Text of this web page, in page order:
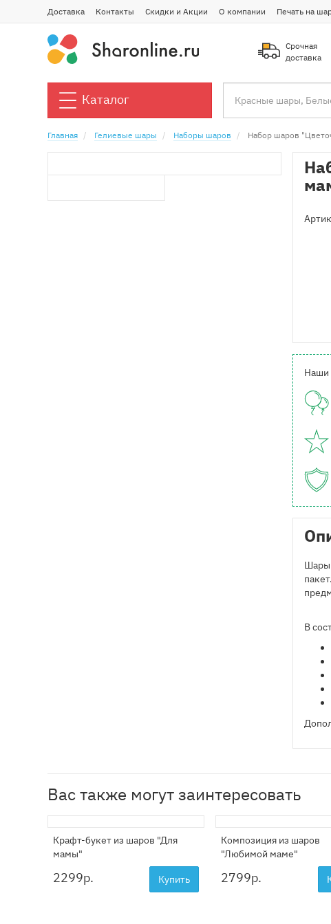
Доставка Контакты Скидки и Акции О компании Печать на
Срочная
доставка
Каталог
Главная Гелиевые шары Наборы шаров Набор шаров
Наши
Шары
В
Вас также могут заинтересовать
Крафт-букет из шаров "Для
мамы"
2299р. Купить
Композиция из шаров
"Любимой маме"
2799р.